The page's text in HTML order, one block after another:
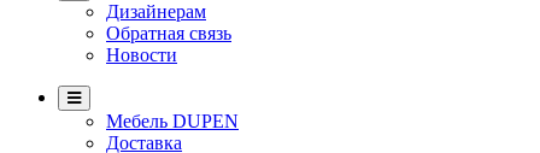
Дизайнерам
Обратная связь
Новости
Мебель DUPEN
Доставка